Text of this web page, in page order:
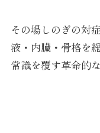
その場しのぎの対
液・内臓・骨格を
常識を覆す革命的